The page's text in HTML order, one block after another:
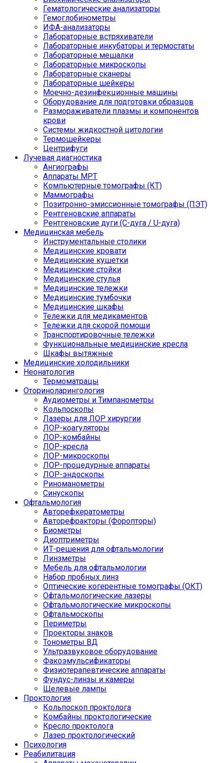
Гематологические анализаторы
Гемоглобинометры
ИФА-анализаторы
Лабораторные встряхиватели
Лабораторные инкубаторы и термостаты
Лабораторные мешалки
Лабораторные микроскопы
Лабораторные сканеры
Лабораторные шейкеры
Моечно-дезинфекционные машины
Оборудование для подготовки образцов
Размораживатели плазмы и компонентов
крови
Системы жидкостной цитологии
Термошейкеры
Центрифуги
Лучевая диагностика
Ангиографы
Аппараты МРТ
Компьютерные томографы (КТ)
Маммографы
Позитронно-эмиссионные томографы (ПЭТ)
Рентгеновские аппараты
Рентгеновские дуги (С-дуга / U-дуга)
Медицинская мебель
Инструментальные столики
Медицинские кровати
Медицинские кушетки
Медицинские стойки
Медицинские стулья
Медицинские тележки
Медицинские тумбочки
Медицинские шкафы
Тележки для медикаментов
Тележки для скорой помощи
Транспортировочные тележки
Функциональные медицинские кресла
Шкафы вытяжные
Медицинские холодильники
Неонатология
Термоматрацы
Оториноларингология
Аудиометры и Тимпанометры
Кольпоскопы
Лазеры для ЛОР хирургии
ЛОР-коагуляторы
ЛОР-комбайны
ЛОР-кресла
ЛОР-микроскопы
ЛОР-процедурные аппараты
ЛОР-эндоскопы
Риноманометры
Синускопы
Офтальмология
Авторефкератометры
Авторефракторы (Форопторы)
Биометры
Диоптриметры
ИТ-решения для офтальмологии
Линзметры
Мебель для офтальмологии
Набор пробных линз
Оптические когерентные томографы (ОКТ)
Офтальмологические лазеры
Офтальмологические микроскопы
Офтальмоскопы
Периметры
Проекторы знаков
Тонометры ВД
Ультразвуковое оборудование
Факоэмульсификаторы
Физиотерапевтические аппараты
Фундус-линзы и камеры
Щелевые лампы
Проктология
Кольпоскоп проктолога
Комбайны проктологические
Кресло проктолога
Лазер проктологический
Психология
Реабилитация